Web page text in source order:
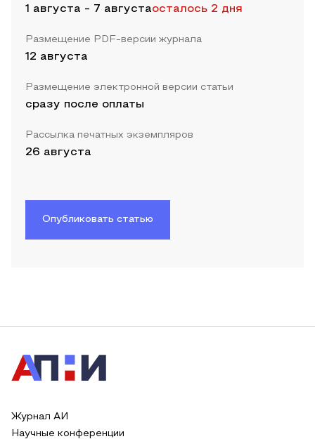
1 августа - 7 августаосталось 2 дня
Размещение PDF-версии журнала
12 августа
Размещение электронной версии статьи
сразу после оплаты
Рассылка печатных экземпляров
26 августа
Опубликовать статью
Журнал АИ
Научные конференции